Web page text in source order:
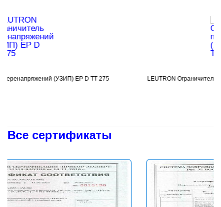
EP D TT 275 Подробнее
LEUTRON Ограничитель перенапряжений
Все сертификаты